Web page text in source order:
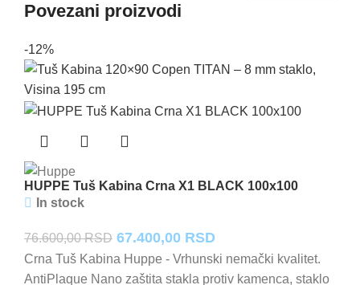
Povezani proizvodi
-12%
HUPPE Tuš Kabina Crna X1 BLACK 100x100
In stock
76.600,00RSD Originalna
cena
je
67.400,00 RSDTrenutna
cena
je:
Crna Tuš Kabina Huppe - Vrhunski nemački kvalitet.
AntiPlaque Nano zaštita stakla protiv kamenca, staklo